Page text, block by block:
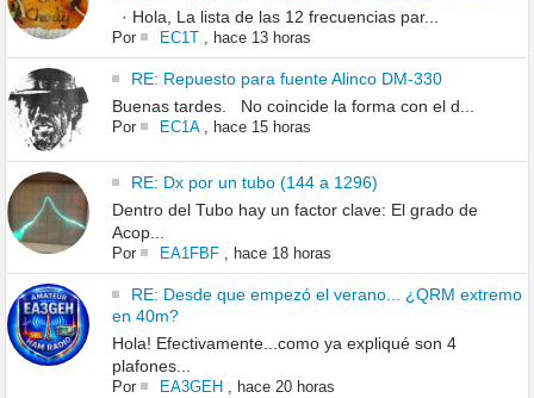
· Hola, La lista de las 12 frecuencias par...
Por EC1T, hace 13 horas
RE: Repuesto para fuente Alinco DM-330
Buenas tardes. No coincide la forma con el d...
Por EC1A, hace 15 horas
RE: Dx por un tubo (144 a 1296)
Dentro del Tubo hay un factor clave: El grado de
Acop...
Por EA1FBF, hace 18 horas
RE: Desde que empezó el verano... ¿QRM extremo
en 40m?
Hola! Efectivamente...como ya expliqué son 4
plafones...
Por EA3GEH , hace 20 horas